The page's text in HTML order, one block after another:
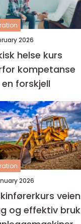
2026
helse kurs
kompetanse
forskjell
2026
veien til
og effektiv bruk